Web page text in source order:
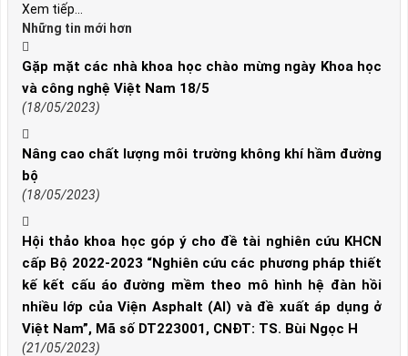
Xem tiếp...
Những tin mới hơn
Gặp mặt các nhà khoa học chào mừng ngày Khoa học
và công nghệ Việt Nam 18/5
(18/05/2023)
Nâng cao chất lượng môi trường không khí hầm đường
bộ
(18/05/2023)
Hội thảo khoa học góp ý cho đề tài nghiên cứu KHCN
cấp Bộ 2022-2023 “Nghiên cứu các phương pháp thiết
kế kết cấu áo đường mềm theo mô hình hệ đàn hồi
nhiều lớp của Viện Asphalt (AI) và đề xuất áp dụng ở
Việt Nam”, Mã số DT223001, CNĐT: TS. Bùi Ngọc H
(21/05/2023)